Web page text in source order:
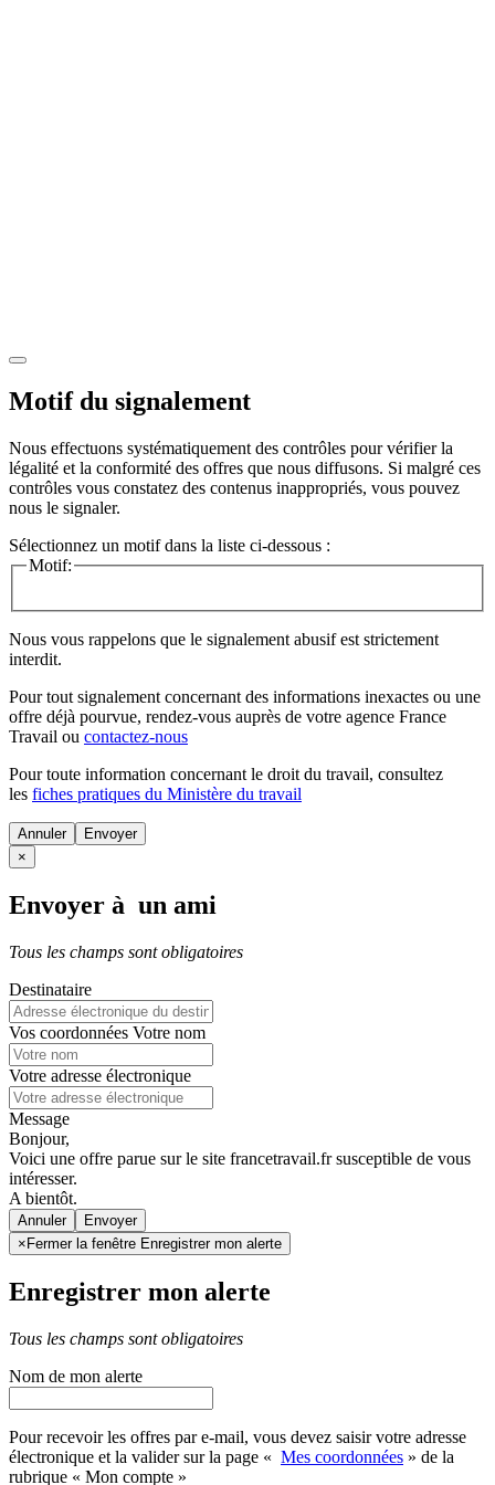
Motif du signalement
Nous effectuons systématiquement des contrôles pour vérifier la
légalité et la conformité des offres que nous diffusons. Si malgré ces
contrôles vous constatez des contenus inappropriés, vous pouvez
nous le signaler.
Sélectionnez un motif dans la liste ci-dessous :
Motif:
Nous vous rappelons que le signalement abusif est strictement
interdit.
Pour tout signalement concernant des informations inexactes ou une
offre déjà pourvue, rendez-vous auprès de votre agence France
Travail ou contactez-nous
Pour toute information concernant le droit du travail, consultez
les fiches pratiques du Ministère du travail
Annuler
×
Envoyer à un ami
Tous les champs sont obligatoires
Destinataire
Vos coordonnées Votre nom
Votre adresse électronique
Message
Bonjour,
Voici une offre parue sur le site francetravail.fr susceptible de vous
intéresser.
A bientôt.
Annuler
× Fermer la fenêtre Enregistrer mon alerte
Enregistrer mon alerte
Tous les champs sont obligatoires
Nom de mon alerte
Pour recevoir les offres par e-mail, vous devez saisir votre adresse
électronique et la valider sur la page « Mes coordonnées » de la
rubrique « Mon compte »